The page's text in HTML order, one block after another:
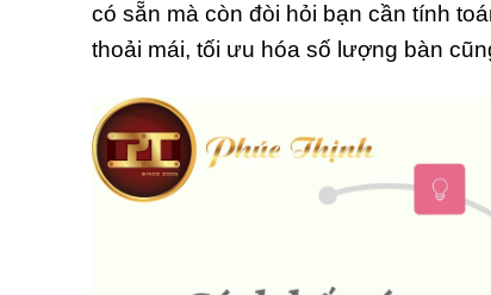
có sẵn mà còn đòi hỏi bạn cần tính
thoải mái, tối ưu hóa số lượng bàn